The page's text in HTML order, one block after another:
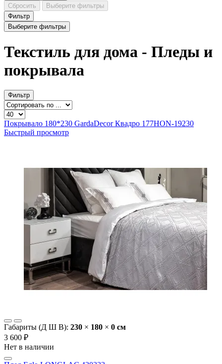
Сбросить
Выберите фильтры
Фильтр
Выберите фильтры
Текстиль для дома - Пледы и
покрывала
Фильтр
Покрывало 180*230 GardaDecor Квадро 177HON-19230
Быстрый просмотр
Габариты (Д Ш В): 230 × 180 × 0 cм
3 600 ₽
Нет в наличии